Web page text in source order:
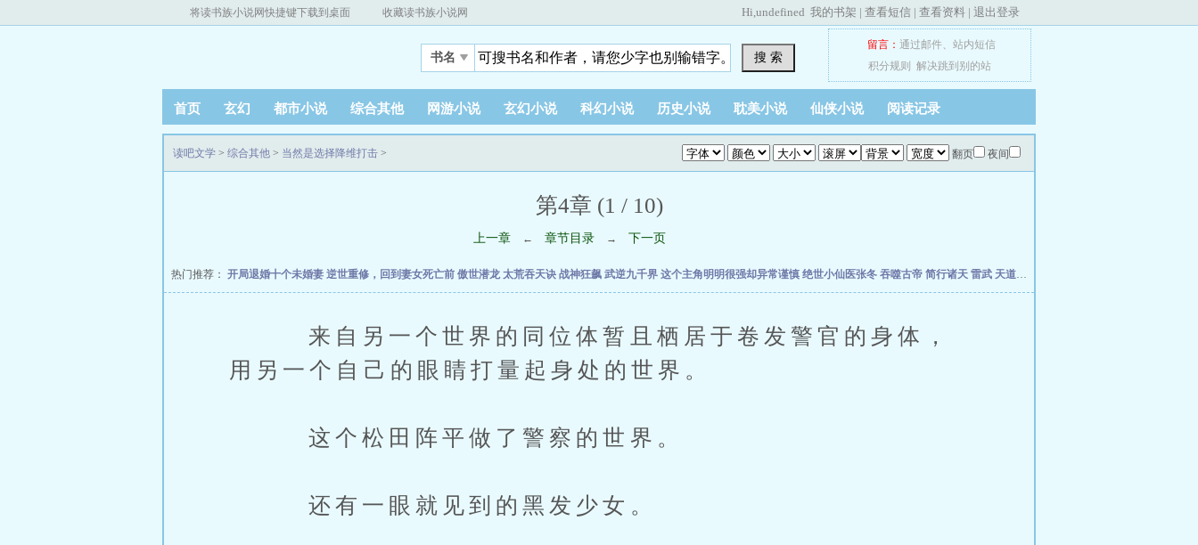
将读书族小说网快捷键下载到桌面 收藏读书族小说网 Hi,undefined 我的书架 | 查看短信 | 查看资料 | 退出登录
书名 搜 索
留言： 通过邮件、 站内短信
积分规则
解决跳到别的站
首页 玄幻 都市小说 综合其他 网游小说 玄幻小说 科幻小说 历史小说 耽美小说 仙侠小说 阅读记录
翻页 夜间
读吧文学 > 综合其他 > 当然是选择降维打击 >
第4章 (1 / 10)
上一章 ← 章节目录 → 下一页
热门推荐： 开局退婚十个未婚妻 逆世重修，回到妻女死亡前 傲世潜龙太荒吞天诀 战神狂飙 武逆九千界 这个主角明明很强却异常谨慎 绝世小仙医张冬 吞噬古帝 简行诸天 雷武 天道天骄
来自另一个世界的同位体暂且栖居于卷发警官的身体，
用另一个自己的眼睛打量起身处的世界。
这个松田阵平做了警察的世界。
还有一眼就见到的黑发少女。